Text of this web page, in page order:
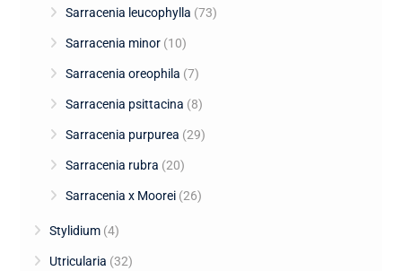
Sarracenia leucophylla (73)
Sarracenia minor (10)
Sarracenia oreophila (7)
Sarracenia psittacina (8)
Sarracenia purpurea (29)
Sarracenia rubra (20)
Sarracenia x Moorei (26)
Stylidium (4)
Utricularia (32)